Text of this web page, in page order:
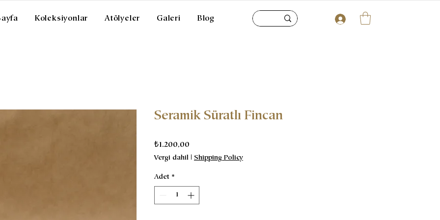
Koleksiyonlar Atölyeler Galeri Blog
Seramik Süratlı Fincan
₺1.200,00
Vergi dahil | Shipping Policy
Adet *